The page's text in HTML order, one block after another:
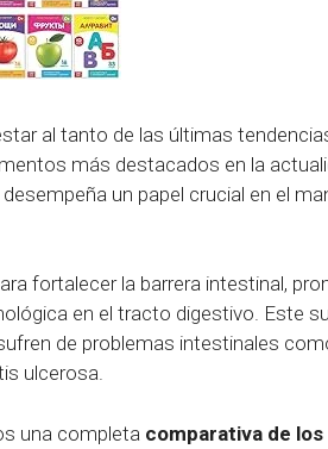
al tanto de las últimas
más destacados en la
un papel crucial en el
fortalecer la barrera intestinal,
en el tracto digestivo. Este
de problemas intestinales
ulcerosa.
una completa comparativa de